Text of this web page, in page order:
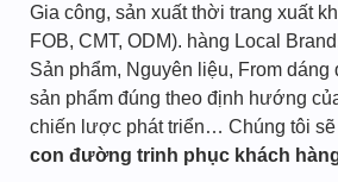
Gia công, sản xuất thời trang xuất
FOB, CMT, ODM). hàng Local
Sản phẩm, Nguyên liệu, From
sản phẩm đúng theo định hướng
chiến lược phát triển… Chúng tôi sẽ
con đường trinh phục khách